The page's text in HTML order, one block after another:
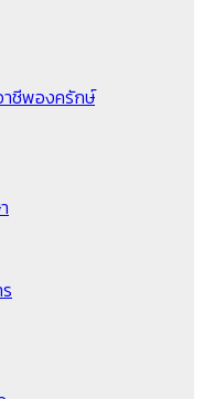
ชีพองครักษ์